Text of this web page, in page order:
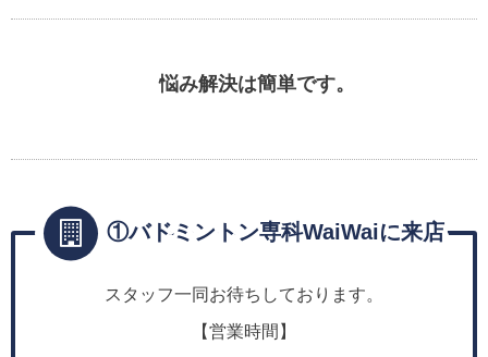
悩み解決は簡単です。
①バドミントン専科WaiWaiに来店
スタッフ一同お待ちしております。
【営業時間】